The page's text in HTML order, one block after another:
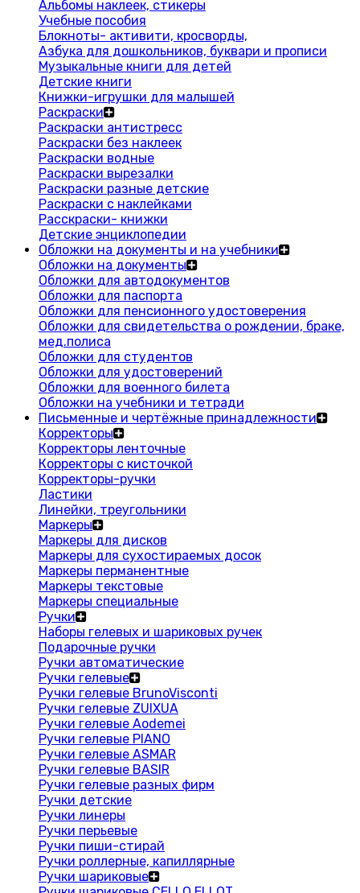
Альбомы наклеек, стикеры
Учебные пособия
Блокноты- активити, кросворды,
Азбука для дошкольников, буквари и прописи
Музыкальные книги для детей
Детские книги
Книжки-игрушки для малышей
Раскраски
Раскраски антистресс
Раскраски без наклеек
Раскраски водные
Раскраски вырезалки
Раскраски разные детские
Раскраски с наклейками
Расскраски- книжки
Детские энциклопедии
Обложки на документы и на учебники
Обложки на документы
Обложки для автодокументов
Обложки для паспорта
Обложки для пенсионного удостоверения
Обложки для свидетельства о рождении, браке,
мед.полиса
Обложки для студентов
Обложки для удостоверений
Обложки для военного билета
Обложки на учебники и тетради
Письменные и чертёжные принадлежности
Корректоры
Корректоры ленточные
Корректоры с кисточкой
Корректоры-ручки
Ластики
Линейки, треугольники
Маркеры
Маркеры для дисков
Маркеры для сухостираемых досок
Маркеры перманентные
Маркеры текстовые
Маркеры специальные
Ручки
Наборы гелевых и шариковых ручек
Подарочные ручки
Ручки автоматические
Ручки гелевые
Ручки гелевые BrunoVisconti
Ручки гелевые ZUIXUA
Ручки гелевые Aodemei
Ручки гелевые PIANO
Ручки гелевые ASMAR
Ручки гелевые BASIR
Ручки гелевые разных фирм
Ручки детские
Ручки линеры
Ручки перьевые
Ручки пиши-стирай
Ручки роллерные, капиллярные
Ручки шариковые